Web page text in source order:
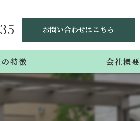
お問い合わせはこちら
特徴 会社概要